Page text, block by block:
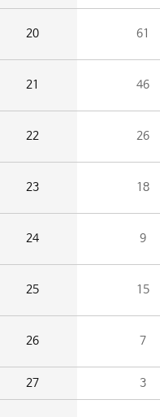
20 61
21 46
22 26
23 18
24 9
25 15
26 7
27 3